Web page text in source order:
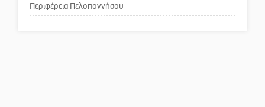
Περιφέρεια Πελοποννήσου